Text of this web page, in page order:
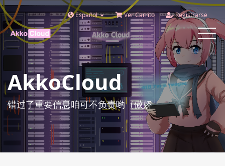
Español Ver Carrito Registrarse
Toggle
AkkoCloud
错过了重要信息咱可不负责哟（傲娇